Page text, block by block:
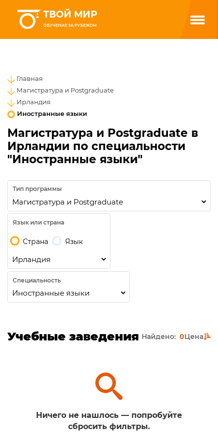
ТВОЙ МИР
ОБУЧЕНИЕ ЗА РУБЕЖОМ
Главная
Магистратура и Postgraduate
Ирландия
Иностранные языки
Магистратура и Postgraduate в
Ирландии по специальности
"Иностранные языки"
Тип программы
Язык или страна
Страна Язык
Специальность
Учебные заведения Найдено: 0Цена
Ничего не нашлось — попробуйте
сбросить фильтры.